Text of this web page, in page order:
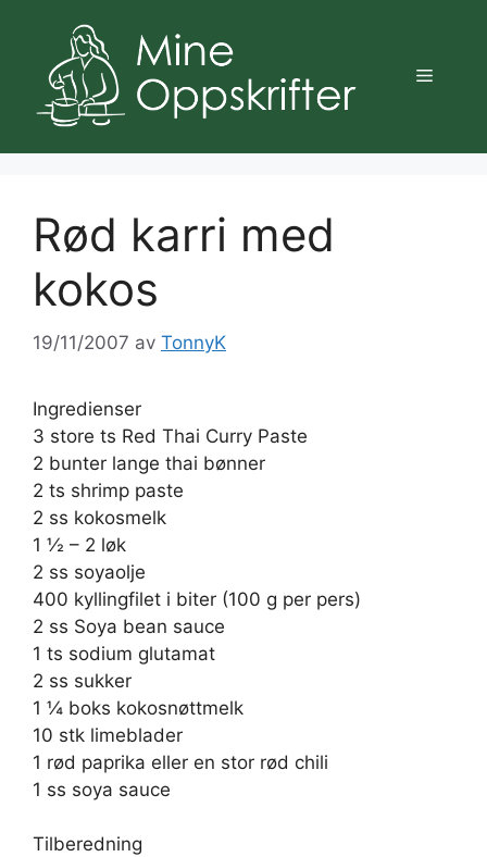
innhold
Meny
Rød karri med
kokos
19/11/2007 av TonnyK
Ingredienser
3 store ts Red Thai Curry Paste
2 bunter lange thai bønner
2 ts shrimp paste
2 ss kokosmelk
1 ½ – 2 løk
2 ss soyaolje
400 kyllingfilet i biter (100 g per pers)
2 ss Soya bean sauce
1 ts sodium glutamat
2 ss sukker
1 ¼ boks kokosnøttmelk
10 stk limeblader
1 rød paprika eller en stor rød chili
1 ss soya sauce
Tilberedning